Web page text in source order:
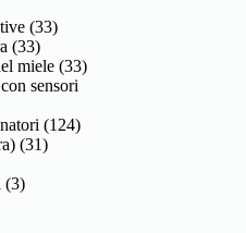
(33)
(33)
miele (33)
sensori
(124)
(31)
(3)